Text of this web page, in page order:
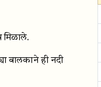
मिळाले.
बालकाने ही नदी